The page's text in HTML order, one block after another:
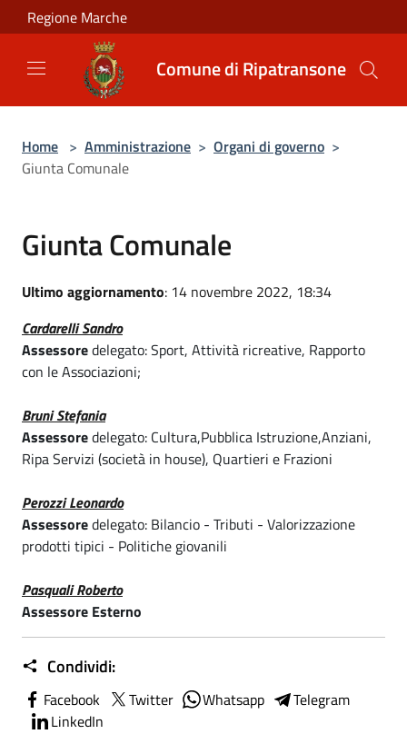
Salta al contenuto principale
Regione Marche
Comune di Ripatransone
Home > Amministrazione > Organi di governo >
Giunta Comunale
Giunta Comunale
Ultimo aggiornamento: 14 novembre 2022, 18:34
Cardarelli Sandro
Assessoredelegato: Sport, Attività ricreative, Rapporto
con le Associazioni;
Bruni Stefania
Assessoredelegato: Cultura,Pubblica Istruzione,Anziani,
Ripa Servizi (società in house), Quartieri e Frazioni
Perozzi Leonardo
Assessoredelegato: Bilancio - Tributi - Valorizzazione
prodotti tipici - Politiche giovanili
Pasquali Roberto
Assessore Esterno
Condividi:
Facebook Twitter Whatsapp
Telegram
LinkedIn